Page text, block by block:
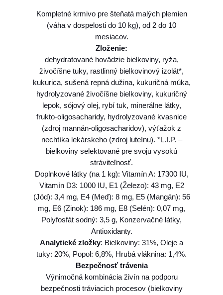
M
o
N
M
I
N
I
P
U
P
P
8
k
g
Kompletné krmivo pre šteňatá malých plemien
(váha v dospelosti do 10 kg), od 2 do 10
mesiacov.
Zloženie:
dehydratované hovädzie bielkoviny, ryža,
živočíšne tuky, rastlinný bielkovinový izolát*,
kukurica, sušená repná dužina, kukuričná múka,
hydrolyzované živočíšne bielkoviny, kukuričný
lepok, sójový olej, rybí tuk, minerálne látky,
frukto-oligosacharidy, hydrolyzované kvasnice
(zdroj mannán-oligosacharidov), výťažok z
nechtíka lekárskeho (zdroj luteínu). *L.I.P. –
bielkoviny selektované pre svoju vysokú
stráviteľnosť.
Doplnkové látky (na 1 kg): Vitamín A: 17300 IU,
Vitamín D3: 1000 IU, E1 (Železo): 43 mg, E2
(Jód): 3,4 mg, E4 (Meď): 8 mg, E5 (Mangán): 56
mg, E6 (Zinok): 186 mg, E8 (Selén): 0,07 mg,
Polyfosfát sodný: 3,5 g, Konzervačné látky,
Antioxidanty.
Analytické zložky: Bielkoviny: 31%, Oleje a
tuky: 20%, Popol: 6,8%, Hrubá vláknina: 1,4%.
Bezpečnosť trávenia
Výnimočná kombinácia živín na podporu
bezpečnosti tráviacich procesov (bielkoviny